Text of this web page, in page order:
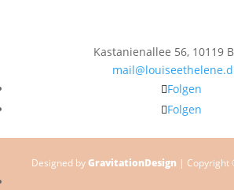
Kastanienallee 56, 10119
Folgen
Folgen
Designed byGravitationDesign | Copyright